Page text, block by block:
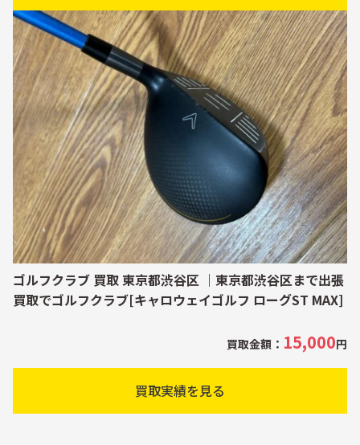
ゴルフクラブ 買取 東京都渋谷区 ｜東京都渋谷区まで出張
買取でゴルフクラブ[キャロウェイゴルフ ローグST MAX]
買取金額： 15,000円
買取実績を見る